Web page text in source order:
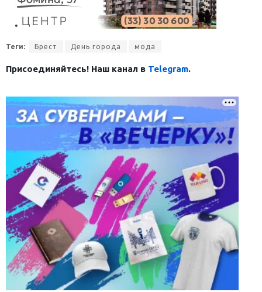
Теги: Брест День города мода
Присоединяйтесь! Наш канал в Telegram.